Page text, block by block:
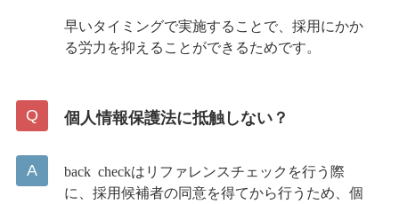
早いタイミングで実施することで、採用にかか
る労力を抑えることができるためです。
個人情報保護法に抵触しない？
back checkはリファレンスチェックを行う際
に、採用候補者の同意を得てから行うため、個